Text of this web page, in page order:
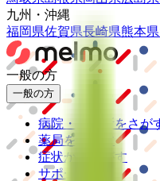
九州・沖縄
福岡県佐賀県長崎県熊本県
一般の方
一般の方
病院・診療所をさが
薬局をさがす
症状からさがす
サポート